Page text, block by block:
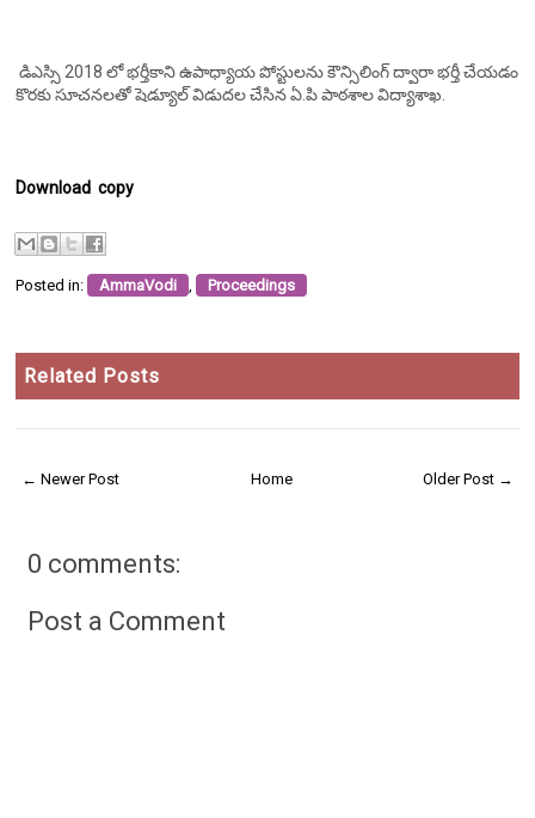
డిఎస్సి 2018 లో భర్తీకాని ఉపాధ్యాయ పోస్టులను కౌన్సిలింగ్ ద్వారా భర్తీ చేయడం
కొరకు సూచనలతో షెడ్యూల్ విడుదల చేసిన ఏ.పి పాఠశాల విద్యాశాఖ.
Download copy
Posted in: AmmaVodi , Proceedings
Related Posts
← Newer Post Older Post →
Home
0 comments:
Post a Comment